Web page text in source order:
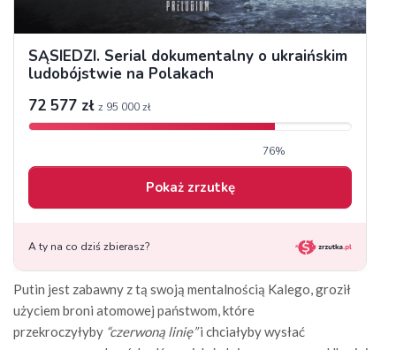
Putin jest zabawny z tą swoją mentalnością Kalego, groził
użyciem broni atomowej państwom, które
przekroczyłyby “czerwoną linię”i chciałyby wysłać